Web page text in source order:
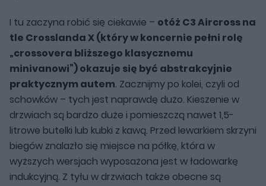
I tu zaczyna robić się ciekawie – otóż C3 Aircross na
tle Crosslanda X (który w koncernie pełni rolę
„crossovera bliższego klasycznemu
minivanowi”) okazuje się być abstrakcyjnie
praktycznym autem. Zacznijmy po kolei, czyli od
schowków – tych jest naprawdę dużo. Kieszenie w
drzwiach są bardzo duże i pomieszczą nawet 1,5-
litrowe butelki lub kubki z kawą. Przed lewarkiem skrzyni
biegów znalazło się miejsce na półkę, która w
wyższych wersjach wyposażona jest w ładowarkę
indukcyjną. Z tyłu w drzwiach także obecne są